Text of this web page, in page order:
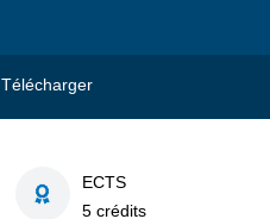
Télécharger
ECTS
5 crédits